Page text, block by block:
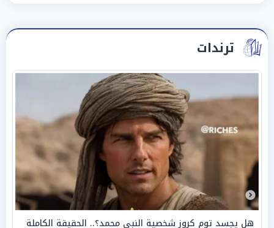
ترندات
هل يجسد توم كروز شخصية النبي محمد؟.. الحقيقة الكاملة